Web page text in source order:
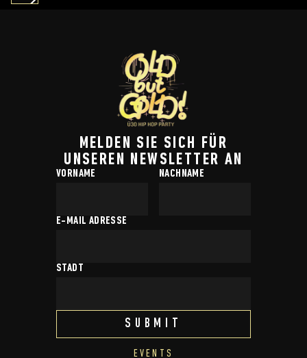
MELDEN SIE SICH FÜR
UNSEREN NEWSLETTER AN
VORNAME NACHNAME
E-MAIL ADRESSE
STADT
EVENTS